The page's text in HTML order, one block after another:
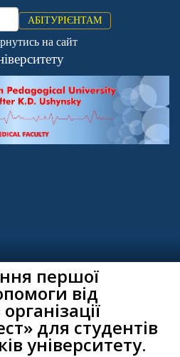
АБІТУРІЄНТАМ
на сайт
першої
від
для студентів
університету.